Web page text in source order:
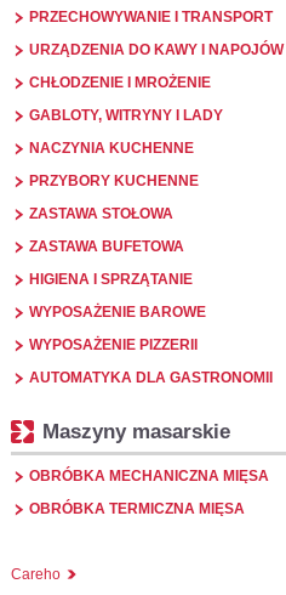
PRZECHOWYWANIE I TRANSPORT
URZĄDZENIA DO KAWY I NAPOJÓW
CHŁODZENIE I MROŻENIE
GABLOTY, WITRYNY I LADY
NACZYNIA KUCHENNE
PRZYBORY KUCHENNE
ZASTAWA STOŁOWA
ZASTAWA BUFETOWA
HIGIENA I SPRZĄTANIE
WYPOSAŻENIE BAROWE
WYPOSAŻENIE PIZZERII
AUTOMATYKA DLA GASTRONOMII
Maszyny masarskie
OBRÓBKA MECHANICZNA MIĘSA
OBRÓBKA TERMICZNA MIĘSA
Careho